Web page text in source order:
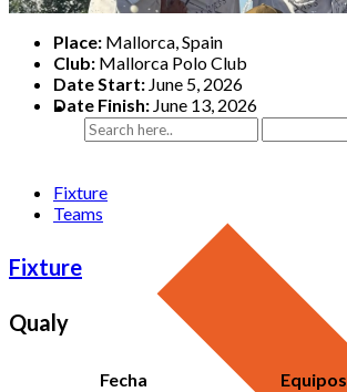
Place: Mallorca, Spain
Club: Mallorca Polo Club
Date Start: June 5, 2026
Date Finish: June 13, 2026
Fixture
Teams
Fixture
Qualy
Fecha Equipos